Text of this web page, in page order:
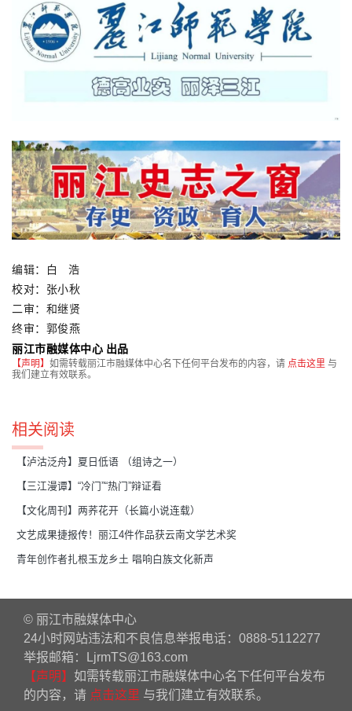
编辑：白 浩
校对：张小秋
二审：和继贤
终审：郭俊燕
丽江市融媒体中心 出品
【声明】 如需转载丽江市融媒体中心名下任何平台发布的内容，请 点击这里 与
我们建立有效联系。
相关阅读
【泸沽泛舟】夏日低语 （组诗之一）
【三江漫谭】“冷门”“热门”辩证看
【文化周刊】两荞花开（长篇小说连载）
文艺成果捷报传！丽江4件作品获云南文学艺术奖
青年创作者扎根玉龙乡土 唱响白族文化新声
© 丽江市融媒体中心
24小时网站违法和不良信息举报电话：0888-5112277
举报邮箱：LjrmTS@163.com
【声明】 如需转载丽江市融媒体中心名下任何平台发布
的内容，请 点击这里 与我们建立有效联系。